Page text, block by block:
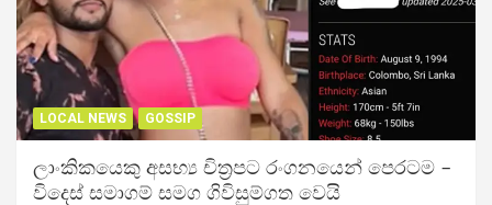
LOCAL NEWS GOSSIP
ලාංකිකයෙකු අසභ්‍ය චිත්‍රපට රංගනයෙන් පෙරටම –
විදෙස් සමාගම් සමග ගිවිසුම්ගත වෙයි